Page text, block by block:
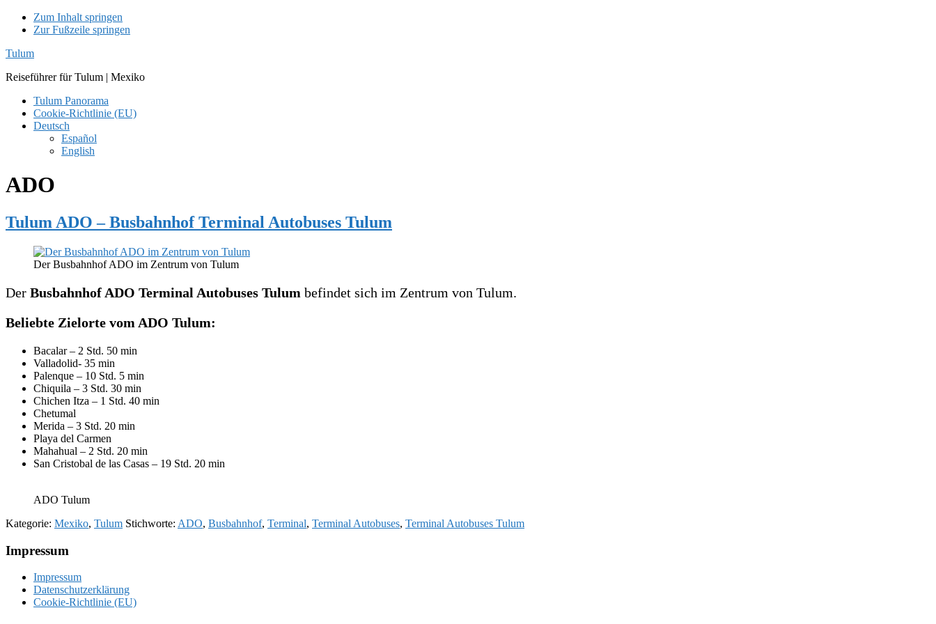
Zum Inhalt springen
Zur Fußzeile springen
Tulum
Reiseführer für Tulum | Mexiko
Tulum Panorama
Cookie-Richtlinie (EU)
Deutsch
Español
English
ADO
Tulum ADO – Busbahnhof Terminal Autobuses Tulum
Der Busbahnhof ADO im Zentrum von Tulum
Der Busbahnhof ADO Terminal Autobuses Tulum befindet sich im Zentrum von Tulum.
Beliebte Zielorte vom ADO Tulum:
Bacalar – 2 Std. 50 min
Valladolid- 35 min
Palenque – 10 Std. 5 min
Chiquila – 3 Std. 30 min
Chichen Itza – 1 Std. 40 min
Chetumal
Merida – 3 Std. 20 min
Playa del Carmen
Mahahual – 2 Std. 20 min
San Cristobal de las Casas – 19 Std. 20 min
ADO Tulum
Kategorie: Mexiko, Tulum Stichworte: ADO, Busbahnhof, Terminal, Terminal Autobuses, Terminal Autobuses Tulum
Footer
Impressum
Impressum
Datenschutzerklärung
Cookie-Richtlinie (EU)